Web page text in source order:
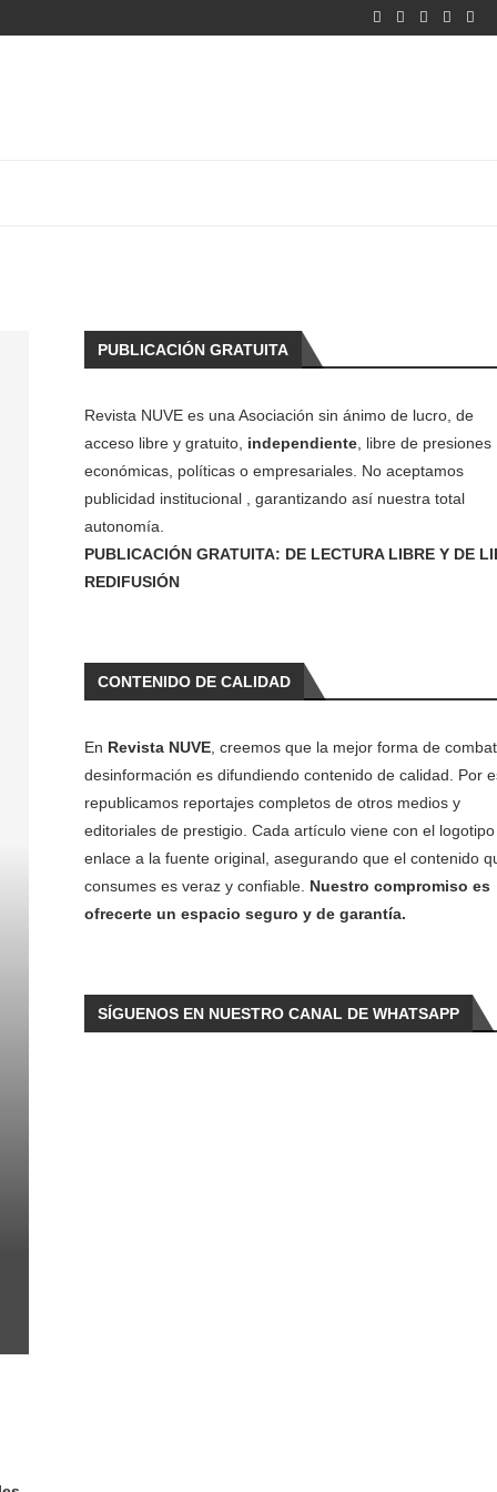
PUBLICACIÓN GRATUITA
Revista NUVE es una Asociación sin ánimo de lucro, de
acceso libre y gratuito, independiente, libre de presiones
económicas, políticas o empresariales. No aceptamos
publicidad institucional , garantizando así nuestra total
autonomía.
PUBLICACIÓN GRATUITA: DE LECTURA LIBRE Y DE
REDIFUSIÓN
CONTENIDO DE CALIDAD
En Revista NUVE, creemos que la mejor forma de
desinformación es difundiendo contenido de calidad. Por
republicamos reportajes completos de otros medios y
editoriales de prestigio. Cada artículo viene con el
enlace a la fuente original, asegurando que el contenido
consumes es veraz y confiable. Nuestro compromiso es
ofrecerte un espacio seguro y de garantía.
SÍGUENOS EN NUESTRO CANAL DE WHATSAPP